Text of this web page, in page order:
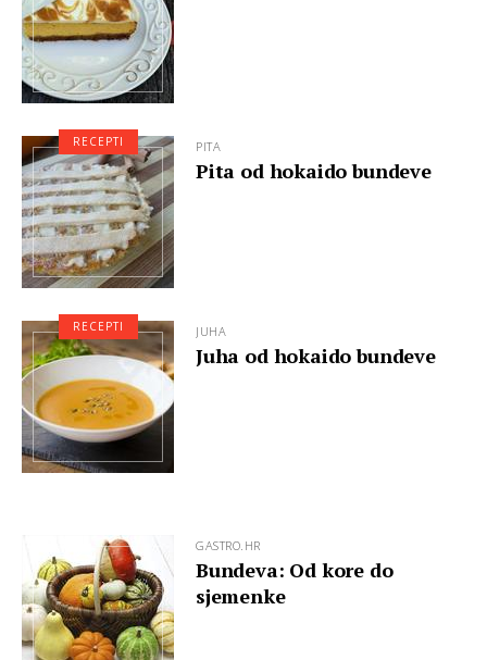
PITA
Pita od hokaido bundeve
RECEPTI
JUHA
Juha od hokaido bundeve
RECEPTI
GASTRO.HR
Bundeva: Od kore do
sjemenke